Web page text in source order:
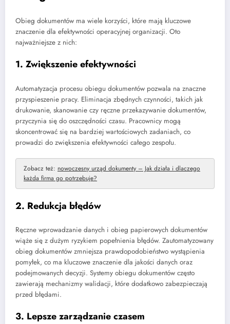
Obieg dokumentów ma wiele korzyści, które mają kluczowe
znaczenie dla efektywności operacyjnej organizacji. Oto
najważniejsze z nich:
1. Zwiększenie efektywności
Automatyzacja procesu obiegu dokumentów pozwala na znaczne
przyspieszenie pracy. Eliminacja zbędnych czynności, takich jak
drukowanie, skanowanie czy ręczne przekazywanie dokumentów,
przyczynia się do oszczędności czasu. Pracownicy mogą
skoncentrować się na bardziej wartościowych zadaniach, co
prowadzi do zwiększenia efektywności całego zespołu.
Zobacz też: nowoczesny urząd dokumenty – Jak działa i dlaczego
każda firma go potrzebuje?
2. Redukcja błędów
Ręczne wprowadzanie danych i obieg papierowych dokumentów
wiąże się z dużym ryzykiem popełnienia błędów. Zautomatyzowany
obieg dokumentów zmniejsza prawdopodobieństwo wystąpienia
pomyłek, co ma kluczowe znaczenie dla jakości danych oraz
podejmowanych decyzji. Systemy obiegu dokumentów często
zawierają mechanizmy walidacji, które dodatkowo zabezpieczają
przed błędami.
3. Lepsze zarządzanie czasem